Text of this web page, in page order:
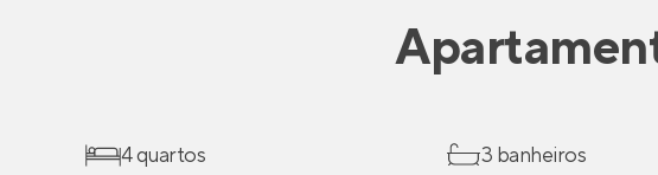
4 quartos 3 banheiros